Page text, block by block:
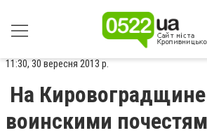
11:30, 30 вересня 2013 р.
На
воинскими